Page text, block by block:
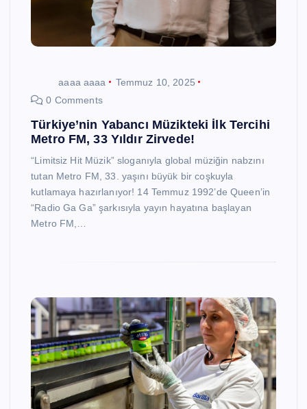
aaaa aaaa
Temmuz 10, 2025
0 Comments
Türkiye’nin Yabancı Müzikteki İlk Tercihi
Metro FM, 33 Yıldır Zirvede!
“Limitsiz Hit Müzik” sloganıyla global müziğin nabzını
tutan Metro FM, 33. yaşını büyük bir coşkuyla
kutlamaya hazırlanıyor! 14 Temmuz 1992’de Queen’in
“Radio Ga Ga” şarkısıyla yayın hayatına başlayan
Metro FM,…